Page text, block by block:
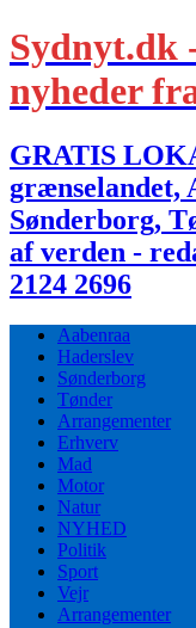
Sydnyt.dk
nyheder
GRATIS
grænselandet,
Sønderborg,
af verden -
2124 2696
Aabenraa
Haderslev
Sønderborg
Tønder
Arrangementer
Erhverv
Mad
Motor
Natur
NYHED
Politik
Sport
Vejr
Arrangementer